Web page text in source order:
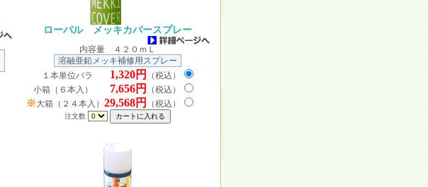
ローバル メッキカバースプレー
内容量 ４２０ｍＬ
溶融亜鉛メッキ補修用スプレー
１本単位バラ
1,320円
（税込）
小箱（６本入）
7,656円 （税込）
※大箱（２４本入） 29,568円 （税込）
注文数